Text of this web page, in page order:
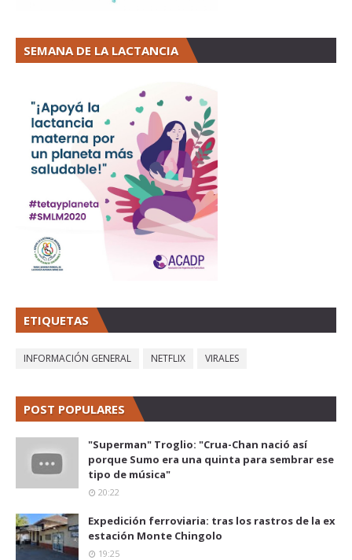
SEMANA DE LA LACTANCIA
ETIQUETAS
INFORMACIÓN GENERAL NETFLIX VIRALES
POST POPULARES
"Superman" Troglio: "Crua-Chan nació así
porque Sumo era una quinta para sembrar ese
tipo de música"
20:22
Expedición ferroviaria: tras los rastros de la ex
estación Monte Chingolo
19:25